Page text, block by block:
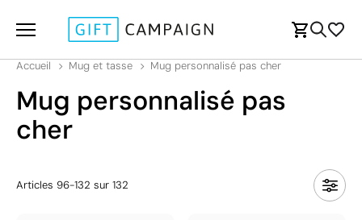
Accueil Mug et tasse Mug personnalisé pas cher
Mug personnalisé pas
cher
Articles 96-132 sur 132